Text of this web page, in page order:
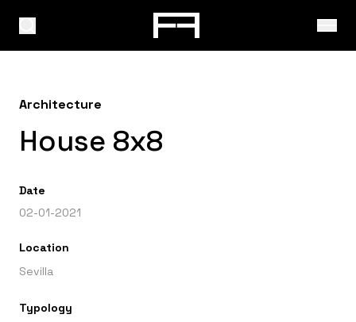
Architecture
House 8x8
Date
02-01-2021
Location
Sevilla
Typology